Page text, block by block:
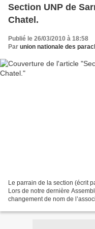
Section UNP de
Chatel.
Publié le 26/03/2010 à 18:58
Par union nationale des
Le parrain de la section (écrit
Lors de notre dernière
changement de nom de